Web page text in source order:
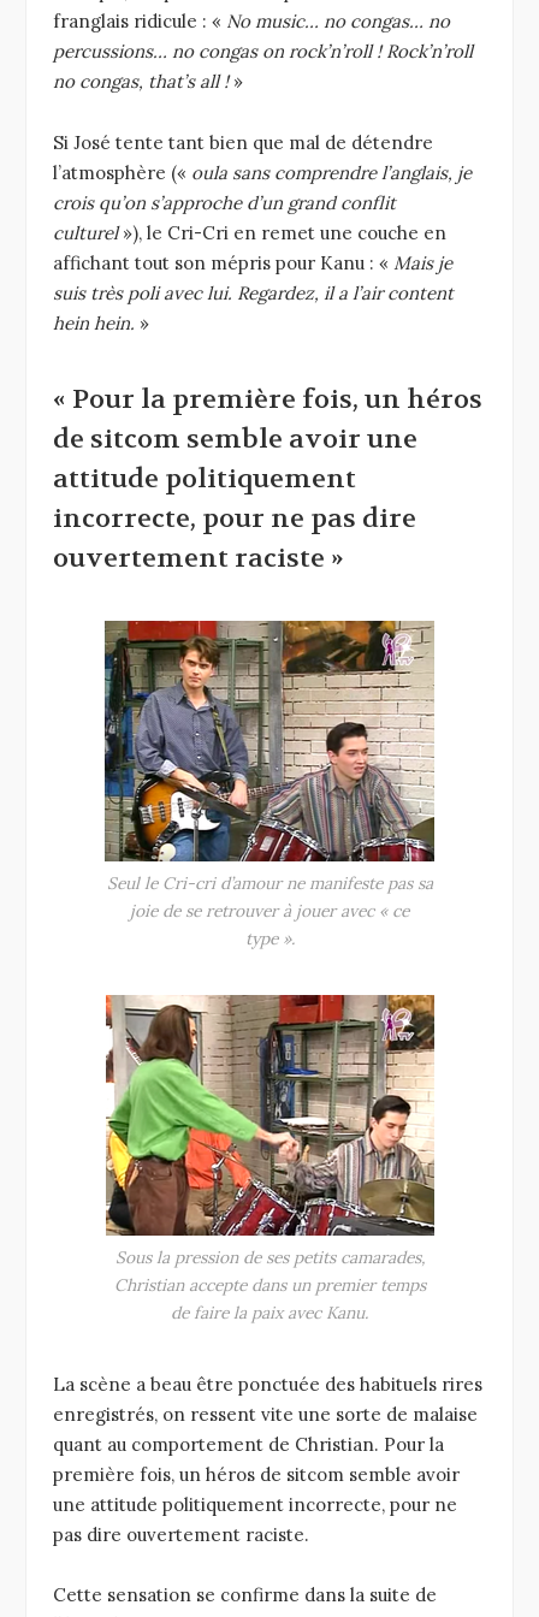
franglais ridicule : « No music… no congas… no
percussions… no congas on rock’n’roll ! Rock’n’roll
no congas, that’s all !»
Si José tente tant bien que mal de détendre
l’atmosphère (« oula sans comprendre l’anglais, je
crois qu’on s’approche d’un grand conflit
culturel»), le Cri-Cri en remet une couche en
affichant tout son mépris pour Kanu : « Mais je
suis très poli avec lui. Regardez, il a l’air content
hein hein. »
« Pour la première fois, un héros
de sitcom semble avoir une
attitude politiquement
incorrecte, pour ne pas dire
ouvertement raciste »
Seul le Cri-cri d’amour ne manifeste pas sa
joie de se retrouver à jouer avec « ce
type ».
Sous la pression de ses petits camarades,
Christian accepte dans un premier temps
de faire la paix avec Kanu.
La scène a beau être ponctuée des habituels rires
enregistrés, on ressent vite une sorte de malaise
quant au comportement de Christian. Pour la
première fois, un héros de sitcom semble avoir
une attitude politiquement incorrecte, pour ne
pas dire ouvertement raciste.
Cette sensation se confirme dans la suite de